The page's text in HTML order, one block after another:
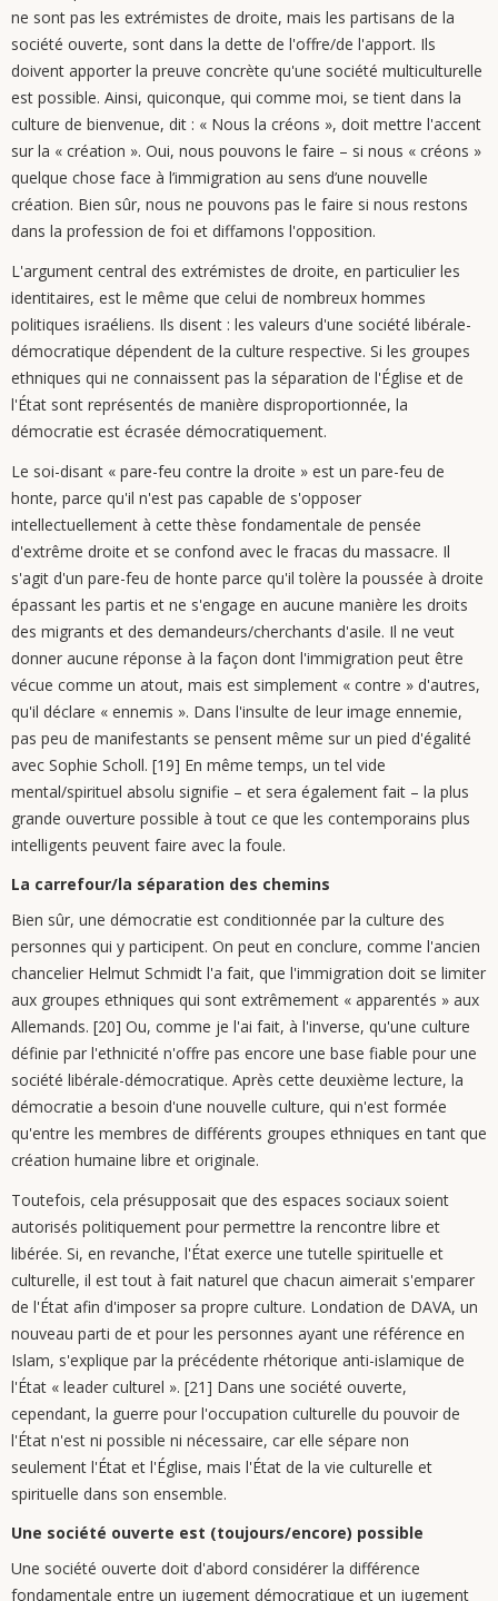
ne sont pas les extrémistes de droite, mais les partisans de la
société ouverte, sont dans la dette de l'offre/de l'apport. Ils
doivent apporter la preuve concrète qu'une société multiculturelle
est possible. Ainsi, quiconque, qui comme moi, se tient dans la
culture de bienvenue, dit : « Nous la créons », doit mettre l'accent
sur la « création ». Oui, nous pouvons le faire – si nous « créons »
quelque chose face à l’immigration au sens d’une nouvelle
création. Bien sûr, nous ne pouvons pas le faire si nous restons
dans la profession de foi et diffamons l'opposition.
L'argument central des extrémistes de droite, en particulier les
identitaires, est le même que celui de nombreux hommes
politiques israéliens. Ils disent : les valeurs d'une société libérale-
démocratique dépendent de la culture respective. Si les groupes
ethniques qui ne connaissent pas la séparation de l'Église et de
l'État sont représentés de manière disproportionnée, la
démocratie est écrasée démocratiquement.
Le soi-disant « pare-feu contre la droite » est un pare-feu de
honte, parce qu'il n'est pas capable de s'opposer
intellectuellement à cette thèse fondamentale de pensée
d'extrême droite et se confond avec le fracas du massacre. Il
s'agit d'un pare-feu de honte parce qu'il tolère la poussée à droite
épassant les partis et ne s'engage en aucune manière les droits
des migrants et des demandeurs/cherchants d'asile. Il ne veut
donner aucune réponse à la façon dont l'immigration peut être
vécue comme un atout, mais est simplement « contre » d'autres,
qu'il déclare « ennemis ». Dans l'insulte de leur image ennemie,
pas peu de manifestants se pensent même sur un pied d'égalité
avec Sophie Scholl. [19] En même temps, un tel vide
mental/spirituel absolu signifie – et sera également fait – la plus
grande ouverture possible à tout ce que les contemporains plus
intelligents peuvent faire avec la foule.
La carrefour/la séparation des chemins
Bien sûr, une démocratie est conditionnée par la culture des
personnes qui y participent. On peut en conclure, comme l'ancien
chancelier Helmut Schmidt l'a fait, que l'immigration doit se limiter
aux groupes ethniques qui sont extrêmement « apparentés » aux
Allemands. [20] Ou, comme je l'ai fait, à l'inverse, qu'une culture
définie par l'ethnicité n'offre pas encore une base fiable pour une
société libérale-démocratique. Après cette deuxième lecture, la
démocratie a besoin d'une nouvelle culture, qui n'est formée
qu'entre les membres de différents groupes ethniques en tant que
création humaine libre et originale.
Toutefois, cela présupposait que des espaces sociaux soient
autorisés politiquement pour permettre la rencontre libre et
libérée. Si, en revanche, l'État exerce une tutelle spirituelle et
culturelle, il est tout à fait naturel que chacun aimerait s'emparer
de l'État afin d'imposer sa propre culture. Londation de DAVA, un
nouveau parti de et pour les personnes ayant une référence en
Islam, s'explique par la précédente rhétorique anti-islamique de
l'État « leader culturel ». [21] Dans une société ouverte,
cependant, la guerre pour l'occupation culturelle du pouvoir de
l'État n'est ni possible ni nécessaire, car elle sépare non
seulement l'État et l'Église, mais l'État de la vie culturelle et
spirituelle dans son ensemble.
Une société ouverte est (toujours/encore) possible
Une société ouverte doit d'abord considérer la différence
fondamentale entre un jugement démocratique et un jugement